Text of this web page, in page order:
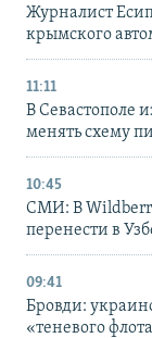
Журналист
крымского
11:11
В Севастополе
менять схему
10:45
СМИ: В
перенести в
09:41
Бровди:
«теневого